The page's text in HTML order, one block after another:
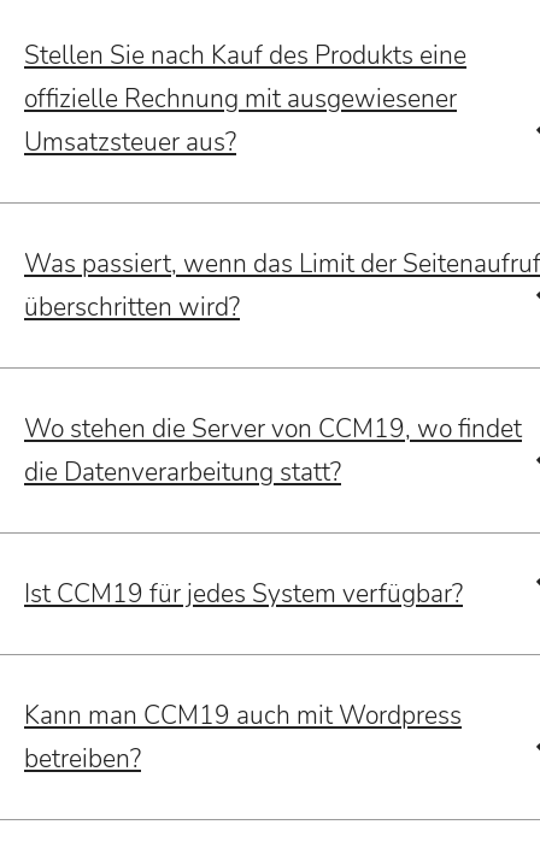
Stellen Sie nach Kauf des Produkts eine
offizielle Rechnung mit ausgewiesener
Umsatzsteuer aus?
Was passiert, wenn das Limit der
überschritten wird?
Wo stehen die Server von CCM19, wo findet
die Datenverarbeitung statt?
Ist CCM19 für jedes System verfügbar?
Kann man CCM19 auch mit Wordpress
betreiben?